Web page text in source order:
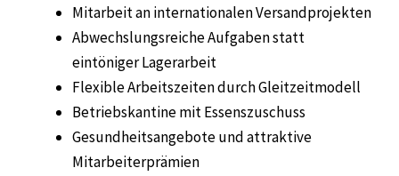
Mitarbeit an internationalen Versandprojekten
Abwechslungsreiche Aufgaben statt
eintöniger Lagerarbeit
Flexible Arbeitszeiten durch Gleitzeitmodell
Betriebskantine mit Essenszuschuss
Gesundheitsangebote und attraktive
Mitarbeiterprämien